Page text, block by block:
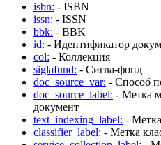
isbn: - ISBN
issn: - ISSN
bbk: - BBK
id: - Идентификатор
col: - Коллекция
siglafund: - Сигла-фонд
doc_source_var: - Способ
doc_source_label: - Метка
документ
text_indexing_label: -
classifier_label: - Метка